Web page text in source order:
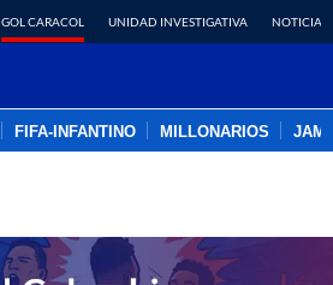
GOL CARACOL UNIDAD INVESTIGATIVA NOTICIAS
FIFA-INFANTINO MILLONARIOS